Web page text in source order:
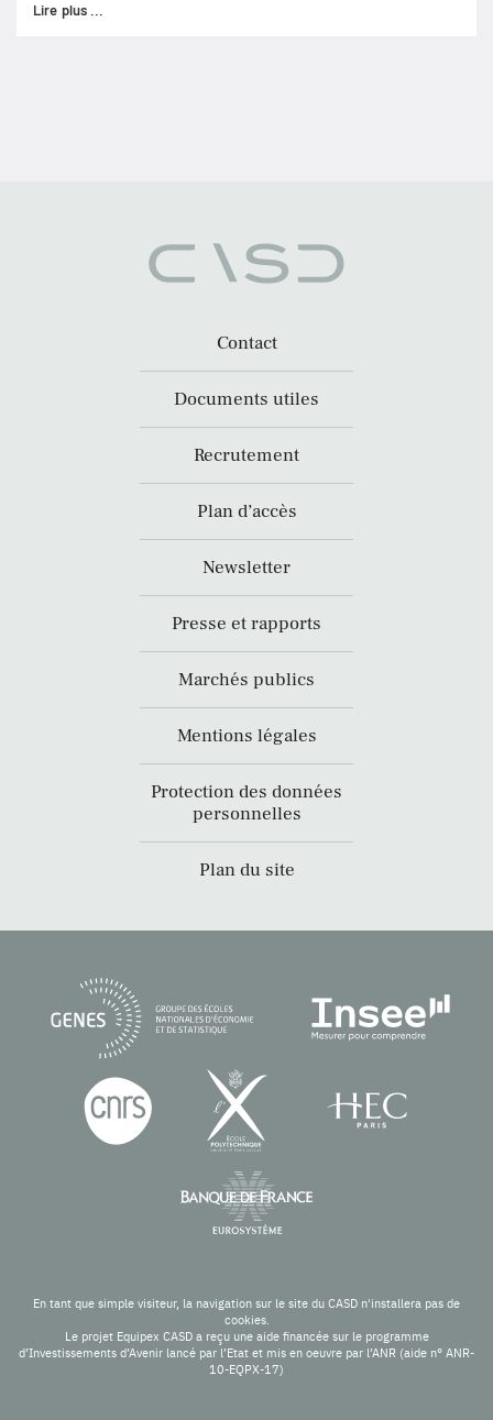
Lire plus ...
Contact
Documents utiles
Recrutement
Plan d’accès
Newsletter
Presse et rapports
Marchés publics
Mentions légales
Protection des données
personnelles
Plan du site
En tant que simple visiteur, la navigation sur le site du CASD n'installera pas de
cookies.
Le projet Equipex CASD a reçu une aide financée sur le programme
d’Investissements d’Avenir lancé par l’Etat et mis en oeuvre par l’ANR (aide n° ANR-
10-EQPX-17)